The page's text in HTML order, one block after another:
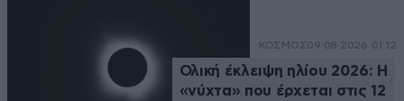
ΚΟΣΜΟΣ09·08·2026 01:12
Ολική έκλειψη ηλίου 2026: Η
«νύχτα» που έρχεται στις 12